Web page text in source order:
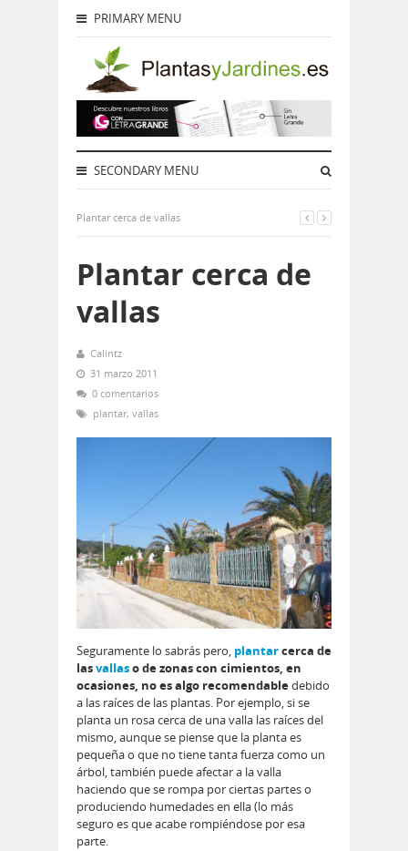
PRIMARY MENU
SECONDARY MENU
Plantar cerca de vallas
Plantar cerca de
vallas
Calintz
31 marzo 2011
0 comentarios
plantar, vallas
Seguramente lo sabrás pero, plantarcerca de
lasvallaso de zonas con cimientos, en
ocasiones, no es algo recomendabledebido
a las raíces de las plantas. Por ejemplo, si se
planta un rosa cerca de una valla las raíces del
mismo, aunque se piense que la planta es
pequeña o que no tiene tanta fuerza como un
árbol, también puede afectar a la valla
haciendo que se rompa por ciertas partes o
produciendo humedades en ella (lo más
seguro es que acabe rompiéndose por esa
parte.